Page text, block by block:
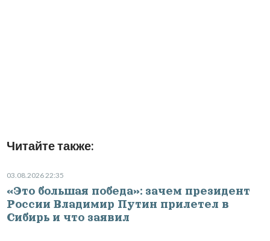
Читайте также:
03.08.2026 22:35
«Это большая победа»: зачем президент
России Владимир Путин прилетел в
Сибирь и что заявил